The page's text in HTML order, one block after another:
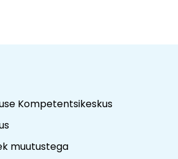
Kompetentsikeskus
muutustega